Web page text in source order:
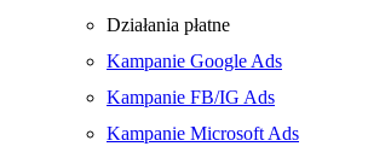
Działania płatne
Kampanie Google Ads
Kampanie FB/IG Ads
Kampanie Microsoft Ads